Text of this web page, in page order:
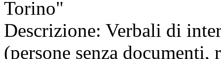
Torino"
Descrizione: Verbali di
(persone senza